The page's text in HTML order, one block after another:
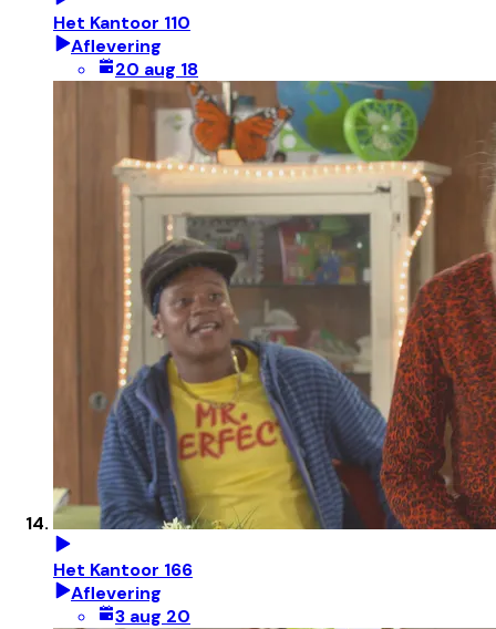
Het Kantoor 110
Aflevering
20 aug 18
Het Kantoor 166
Aflevering
3 aug 20